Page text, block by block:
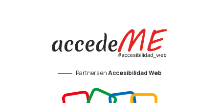
Partners enAccesibilidad Web